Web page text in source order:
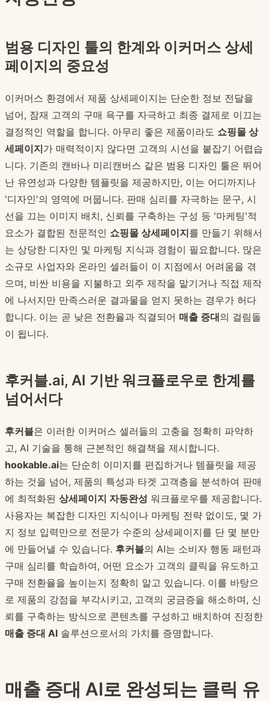
범용 디자인 툴의 한계와 이커머스 상세
페이지의 중요성
이커머스 환경에서 제품 상세페이지는 단순한 정보 전달을
넘어, 잠재 고객의 구매 욕구를 자극하고 최종 결제로 이끄는
결정적인 역할을 합니다. 아무리 좋은 제품이라도 쇼핑몰 상
세페이지가 매력적이지 않다면 고객의 시선을 붙잡기 어렵습
니다. 기존의 캔바나 미리캔버스 같은 범용 디자인 툴은 뛰어
난 유연성과 다양한 템플릿을 제공하지만, 이는 어디까지나
'디자인'의 영역에 머뭅니다. 판매 심리를 자극하는 문구, 시
선을 끄는 이미지 배치, 신뢰를 구축하는 구성 등 '마케팅'적
요소가 결합된 전문적인 쇼핑몰 상세페이지를 만들기 위해서
는 상당한 디자인 및 마케팅 지식과 경험이 필요합니다. 많은
소규모 사업자와 온라인 셀러들이 이 지점에서 어려움을 겪
으며, 비싼 비용을 지불하고 외주 제작을 맡기거나 직접 제작
에 나서지만 만족스러운 결과물을 얻지 못하는 경우가 허다
합니다. 이는 곧 낮은 전환율과 직결되어 매출 증대의 걸림돌
이 됩니다.
후커블.ai, AI 기반 워크플로우로 한계를
넘어서다
후커블은 이러한 이커머스 셀러들의 고충을 정확히 파악하
고, AI 기술을 통해 근본적인 해결책을 제시합니다.
hookable.ai는 단순히 이미지를 편집하거나 템플릿을 제공
하는 것을 넘어, 제품의 특성과 타겟 고객층을 분석하여 판매
에 최적화된 상세페이지 자동완성 워크플로우를 제공합니다.
사용자는 복잡한 디자인 지식이나 마케팅 전략 없이도, 몇 가
지 정보 입력만으로 전문가 수준의 상세페이지를 단 몇 분만
에 만들어낼 수 있습니다. 후커블의 AI는 소비자 행동 패턴과
구매 심리를 학습하여, 어떤 요소가 고객의 클릭을 유도하고
구매 전환율을 높이는지 정확히 알고 있습니다. 이를 바탕으
로 제품의 강점을 부각시키고, 고객의 궁금증을 해소하며, 신
뢰를 구축하는 방식으로 콘텐츠를 구성하고 배치하여 진정한
매출 증대 AI 솔루션으로서의 가치를 증명합니다.
매출 증대 AI로 완성되는 클릭 유